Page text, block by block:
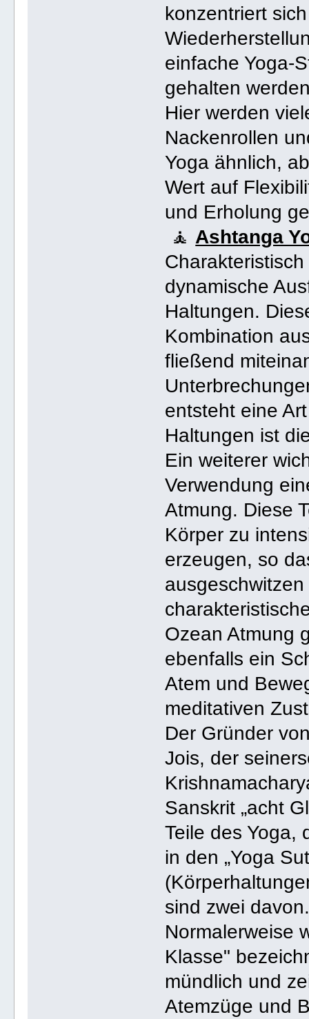
konzentriert
einfache Yoga-
gehalten
Hier werden
Nackenrollen
Yoga ähnlich,
Wert auf
und Erholung
🧘 Ashtanga
dynamische
Haltungen.
Kombination
fließend
entsteht eine
Haltungen ist
Ein weiterer
Verwendung
Atmung. Diese
Körper zu
erzeugen, so
Ozean Atmung
ebenfalls ein
Atem und
meditativen
Der Gründer
Jois, der
Sanskrit „acht
Teile des Yoga,
in den „Yoga
sind zwei
Normalerweise
Klasse"
mündlich und
Atemzüge und